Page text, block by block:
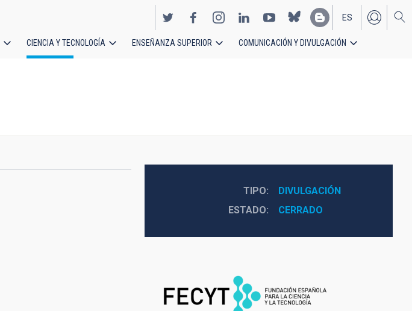
EN
ES
CIENCIA Y TECNOLOGÍA ENSEÑANZA SUPERIOR COMUNICACIÓN Y DIVULGACIÓN
TIPO
DIVULGACIÓN
ESTADO
CERRADO